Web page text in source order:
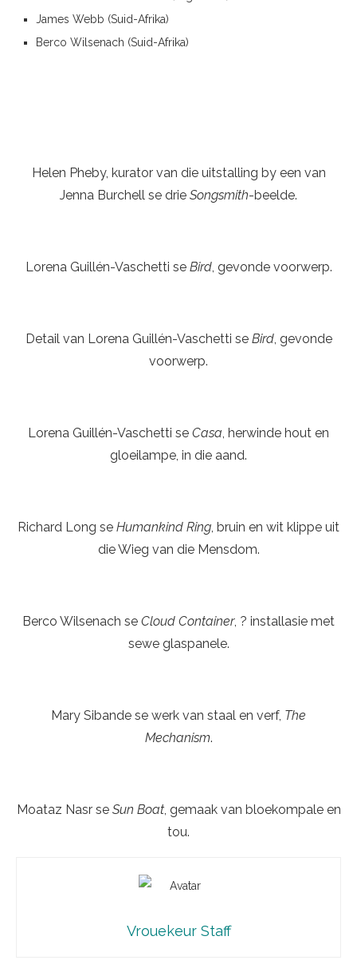
James Webb (Suid-Afrika)
Berco Wilsenach (Suid-Afrika)
Helen Pheby, kurator van die uitstalling by een van
Jenna Burchell se drie Songsmith-beelde.
Lorena Guillén-Vaschetti se Bird, gevonde voorwerp.
Detail van Lorena Guillén-Vaschetti se Bird, gevonde
voorwerp.
Lorena Guillén-Vaschetti se Casa, herwinde hout en
gloeilampe, in die aand.
Richard Long se Humankind Ring, bruin en wit klippe uit
die Wieg van die Mensdom.
Berco Wilsenach se Cloud Container, ? installasie met
sewe glaspanele.
Mary Sibande se werk van staal en verf, The
Mechanism.
Moataz Nasr se Sun Boat, gemaak van bloekompale en
tou.
Vrouekeur Staff